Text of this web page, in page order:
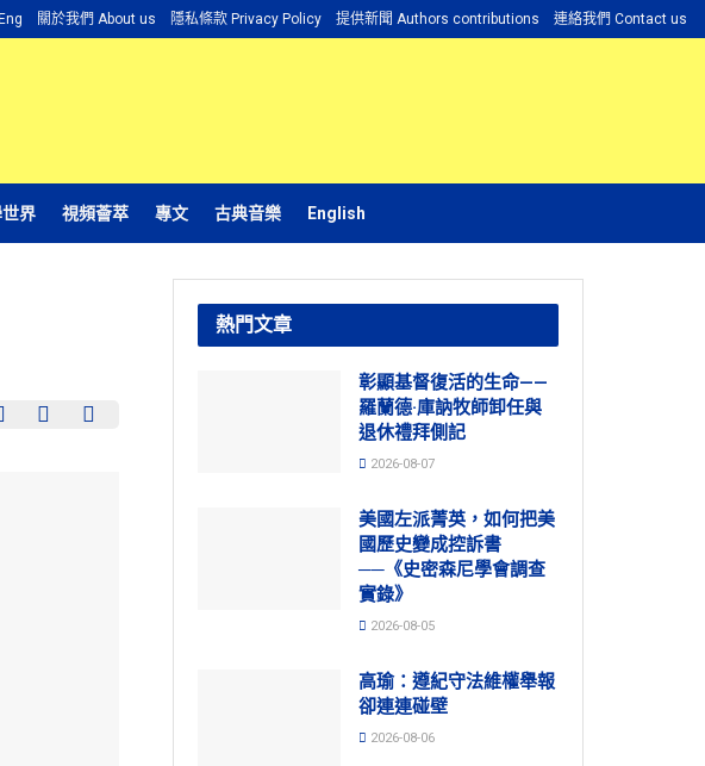
關於我們 About us 隱私條款 Privacy Policy 提供新聞 Authors contributions 連絡我們 Contact us
界 視頻薈萃 專文 古典音樂 English
熱門文章
彰顯基督復活的生命——
羅蘭德·庫訥牧師卸任與
退休禮拜側記
2026-08-07
美國左派菁英，如何把美
國歷史變成控訴書
──《史密森尼學會調查
實錄》
2026-08-05
高瑜：遵紀守法維權舉報
卻連連碰壁
2026-08-06